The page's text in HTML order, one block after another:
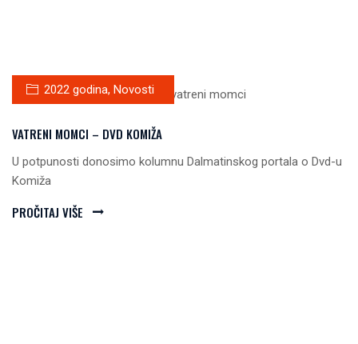
2022 godina, Novosti
VATRENI MOMCI – DVD KOMIŽA
U potpunosti donosimo kolumnu Dalmatinskog portala o Dvd-u
Komiža
PROČITAJ VIŠE